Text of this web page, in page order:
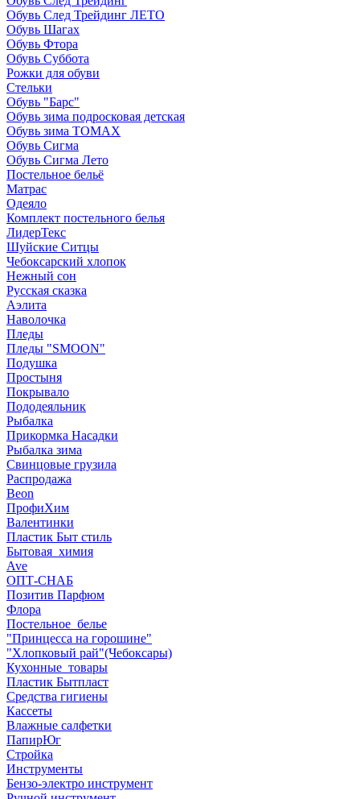
Обувь След Трейдинг ЛЕТО
Обувь Шагах
Обувь Фтора
Обувь Суббота
Рожки для обуви
Стельки
Обувь "Барс"
Обувь зима подросковая детская
Обувь зима ТОМАХ
Обувь Сигма
Обувь Сигма Лето
Постельное бельё
Матрас
Одеяло
Комплект постельного белья
ЛидерТекс
Шуйские Ситцы
Чебоксарский хлопок
Нежный сон
Русская сказка
Аэлита
Наволочка
Пледы
Пледы "SMOON"
Подушка
Простыня
Покрывало
Пододеяльник
Рыбалка
Прикормка Насадки
Рыбалка зима
Свинцовые грузила
Распродажа
Beon
ПрофиХим
Валентинки
Пластик Быт стиль
Бытовая_химия
Ave
ОПТ-СНАБ
Позитив Парфюм
Флора
Постельное_белье
"Принцесса на горошине"
"Хлопковый рай"(Чебоксары)
Кухонные_товары
Пластик Бытпласт
Средства гигиены
Кассеты
Влажные салфетки
ПапирЮг
Стройка
Инструменты
Бензо-электро инструмент